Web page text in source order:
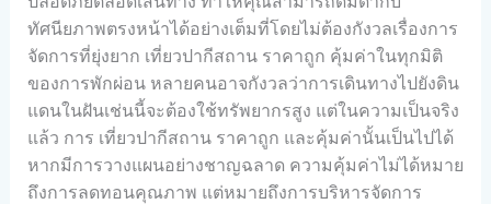
ทัศนียภาพตรงหน้าได้อย่างเต็มที่โดยไม่ต้องกังวลเรื่องการ
จัดการที่ยุ่งยาก เที่ยวปากีสถาน ราคาถูก คุ้มค่าในทุกมิติ
ของการพักผ่อน หลายคนอาจกังวลว่าการเดินทางไปยังดิน
แดนในฝันเช่นนี้จะต้องใช้ทรัพยากรสูง แต่ในความเป็นจริง
แล้ว การ เที่ยวปากีสถาน ราคาถูก และคุ้มค่านั้นเป็นไปได้
หากมีการวางแผนอย่างชาญฉลาด ความคุ้มค่าไม่ได้หมาย
ถึงการลดทอนคุณภาพ แต่หมายถึงการบริหารจัดการ